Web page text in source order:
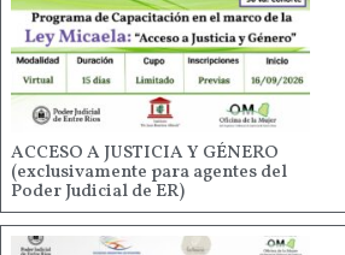
ACCESO A JUSTICIA Y GÉNERO
(exclusivamente para agentes del
Poder Judicial de ER)